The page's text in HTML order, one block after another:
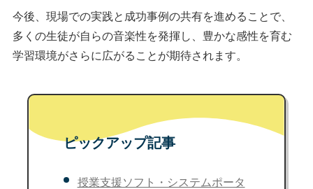
今後、現場での実践と成功事例の共有を進めることで、
多くの生徒が自らの音楽性を発揮し、豊かな感性を育む
学習環境がさらに広がることが期待されます。
ピックアップ記事
授業支援ソフト・システムポータ